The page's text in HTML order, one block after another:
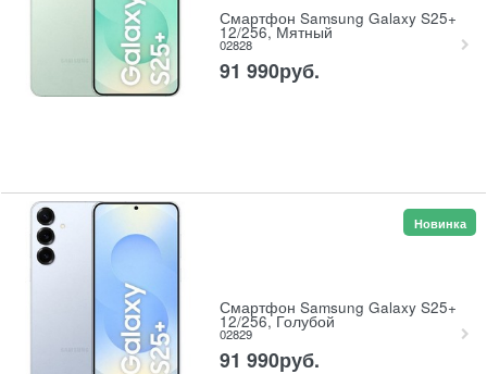
Смартфон Samsung Galaxy S25+
12/256, Мятный
02828
91 990руб.
Смартфон Samsung Galaxy S25+
12/256, Голубой
02829
91 990руб.
Новинка